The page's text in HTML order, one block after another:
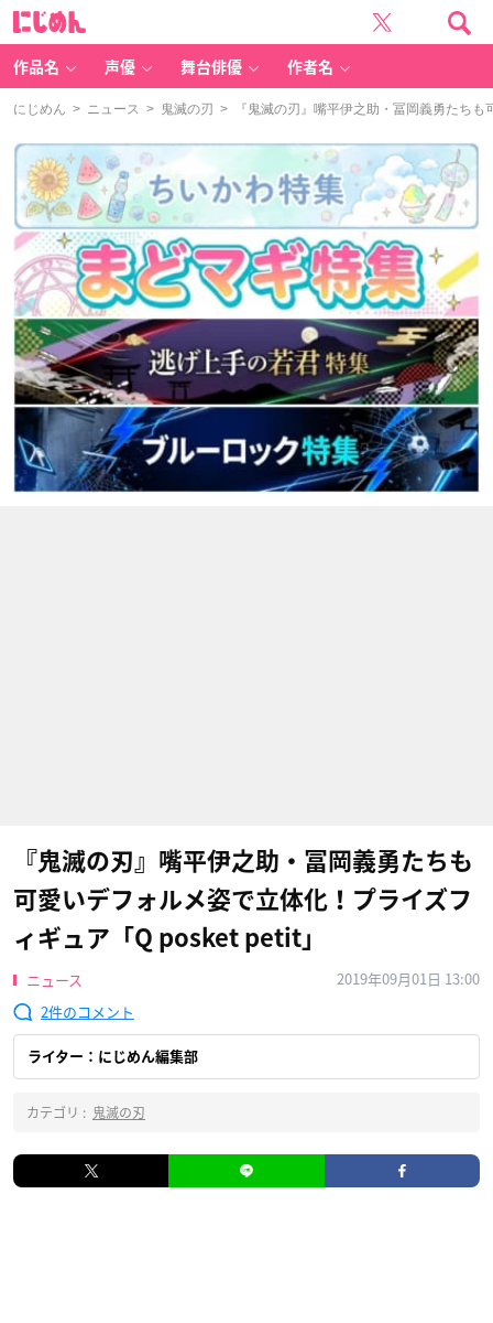
作品名 声優 舞台俳優 作者名
にじめん > ニュース > 鬼滅の刃 > 『鬼滅の刃』嘴平伊之助・冨岡義勇たちも
『鬼滅の刃』嘴平伊之助・冨岡義勇たちも
可愛いデフォルメ姿で立体化！プライズフ
ィギュア「Q posket petit」
ニュース
2019年09月01日 13:00
2
ライター：にじめん編集部
カテゴリ : 鬼滅の刃